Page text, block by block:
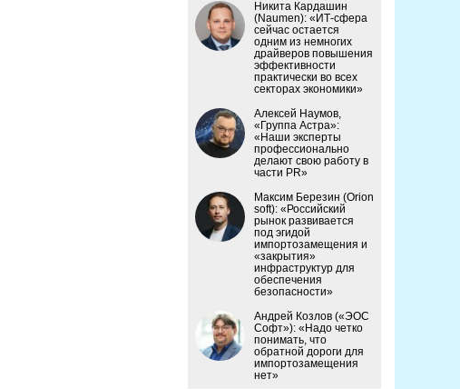
Никита Кардашин
(Naumen): «ИТ-сфера
сейчас остается
одним из немногих
драйверов повышения
эффективности
практически во всех
секторах экономики»
Алексей Наумов,
«Группа Астра»:
«Наши эксперты
профессионально
делают свою работу в
части PR»
Максим Березин (Orion
soft): «Российский
рынок развивается
под эгидой
импортозамещения и
«закрытия»
инфраструктур для
обеспечения
безопасности»
Андрей Козлов («ЭОС
Софт»): «Надо четко
понимать, что
обратной дороги для
импортозамещения
нет»